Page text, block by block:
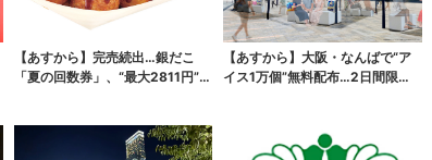
【あすから】完売続出…銀だこ
「夏の回数券」、“最大2811円”お
【あすから】大阪・なんばで“ア
イス1万個”無料配布…2日間限定